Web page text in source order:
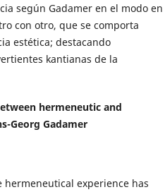
según Gadamer en el modo en
con otro, que se comporta
estética; destacando
kantianas de la
hermeneutic and
Georg Gadamer
hermeneutical experience has